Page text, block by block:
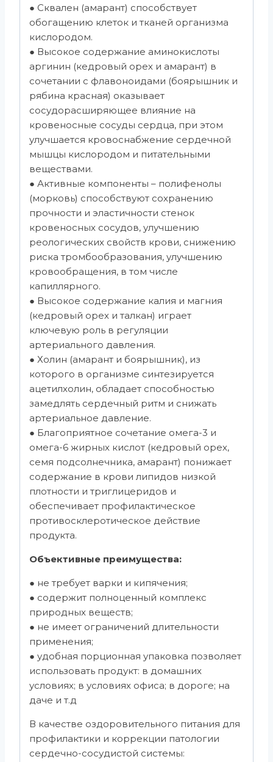
● Сквален (амарант) способствует
обогащению клеток и тканей организма
кислородом.
● Высокое содержание аминокислоты
аргинин (кедровый орех и амарант) в
сочетании с флавоноидами (боярышник и
рябина красная) оказывает
сосудорасширяющее влияние на
кровеносные сосуды сердца, при этом
улучшается кровоснабжение сердечной
мышцы кислородом и питательными
веществами.
● Активные компоненты – полифенолы
(морковь) способствуют сохранению
прочности и эластичности стенок
кровеносных сосудов, улучшению
реологических свойств крови, снижению
риска тромбообразования, улучшению
кровообращения, в том числе
капиллярного.
● Высокое содержание калия и магния
(кедровый орех и талкан) играет
ключевую роль в регуляции
артериального давления.
● Холин (амарант и боярышник), из
которого в организме синтезируется
ацетилхолин, обладает способностью
замедлять сердечный ритм и снижать
артериальное давление.
● Благоприятное сочетание омега-3 и
омега-6 жирных кислот (кедровый орех,
семя подсолнечника, амарант) понижает
содержание в крови липидов низкой
плотности и триглицеридов и
обеспечивает профилактическое
противосклеротическое действие
продукта.
Объективные преимущества:
● не требует варки и кипячения;
● содержит полноценный комплекс
природных веществ;
● не имеет ограничений длительности
применения;
● удобная порционная упаковка позволяет
использовать продукт: в домашних
условиях; в условиях офиса; в дороге; на
даче и т.д
В качестве оздоровительного питания для
профилактики и коррекции патологии
сердечно-сосудистой системы: